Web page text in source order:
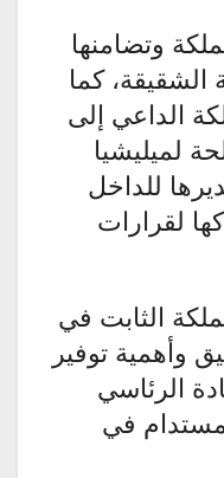
وتضامنها
الشقيقة، كما
الداعي إلى
لميليشيا
للداخل
لقرارات
الثابت في
وأهمية توفير
الرئاسي
في